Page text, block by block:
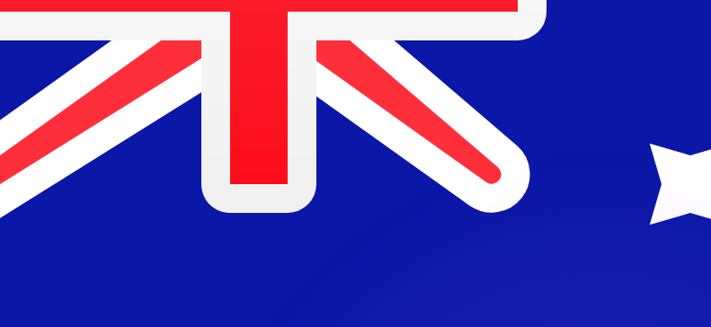
Habla con un experto en divisas hoy.
Podemos superar las tasas de los competidores.
Programar una llamada
Usamos la tasa del mercado medio para nuestro conversor. Esto solo tiene fines informativos. No
¿Sabías que puedes enviar dinero al extranjero con Xe?
Regístrate hoy mismo